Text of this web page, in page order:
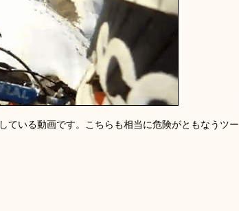
ている動画です。こちらも相当に危険がともなうツー